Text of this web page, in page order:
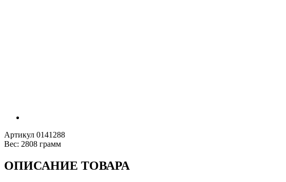
Артикул 0141288
Вес: 2808 грамм
ОПИСАНИЕ ТОВАРА